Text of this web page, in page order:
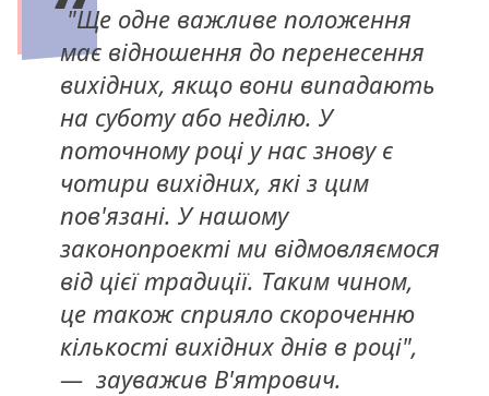
"Ще одне важливе положення
має відношення до перенесення
вихідних, якщо вони випадають
на суботу або неділю. У
поточному році у нас знову є
чотири вихідних, які з цим
пов'язані. У нашому
законопроекті ми відмовляємося
від цієї традиції. Таким чином,
це також сприяло скороченню
кількості вихідних днів в році",
— зауважив В'ятрович.